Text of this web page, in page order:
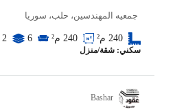
جمعيه المهندسين، حلب، سوريا
240 م² 240 م² 6
2
سكني: شقة/منزل
Bashar